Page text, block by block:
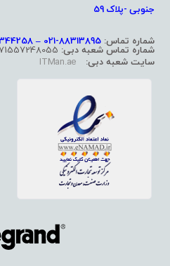
جنوبی -پلاک 59
شماره تماس: 88313895-021 – 88344258 -021 – 88867568-021
شماره تماس شعبه دبی:
سایت شعبه دبی: ITMan.ae